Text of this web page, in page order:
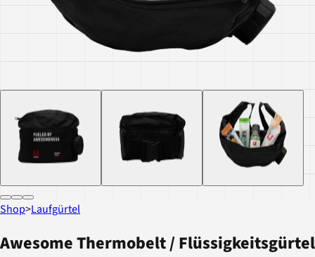
Shop>Laufgürtel
Awesome Thermobelt / Flüssigkeitsgürtel